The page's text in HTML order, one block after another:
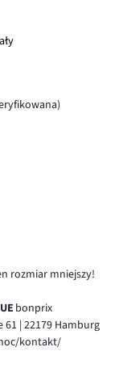
rozmiar mniejszy!
bonprix
| 22179 Hamburg
kontakt/